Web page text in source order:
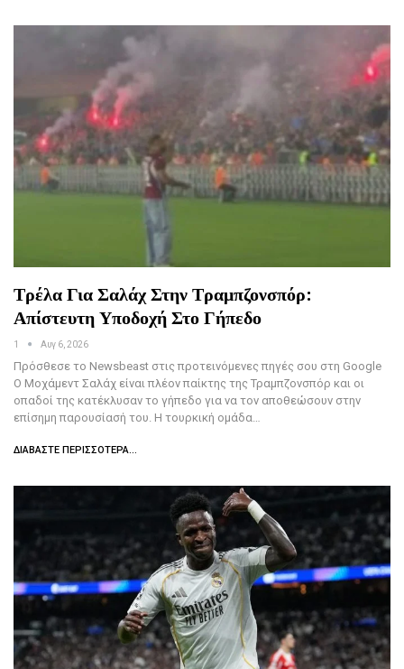
Τρέλα Για Σαλάχ Στην Τραμπζονσπόρ:
Απίστευτη Υποδοχή Στο Γήπεδο
1 Αυγ 6, 2026
Πρόσθεσε το Newsbeast στις προτεινόμενες πηγές σου στη Google
Ο Μοχάμεντ Σαλάχ είναι πλέον παίκτης της Τραμπζονσπόρ και οι
οπαδοί της κατέκλυσαν το γήπεδο για να τον αποθεώσουν στην
επίσημη παρουσίασή του. Η τουρκική ομάδα…
ΔΙΑΒΆΣΤΕ ΠΕΡΙΣΣΌΤΕΡΑ...